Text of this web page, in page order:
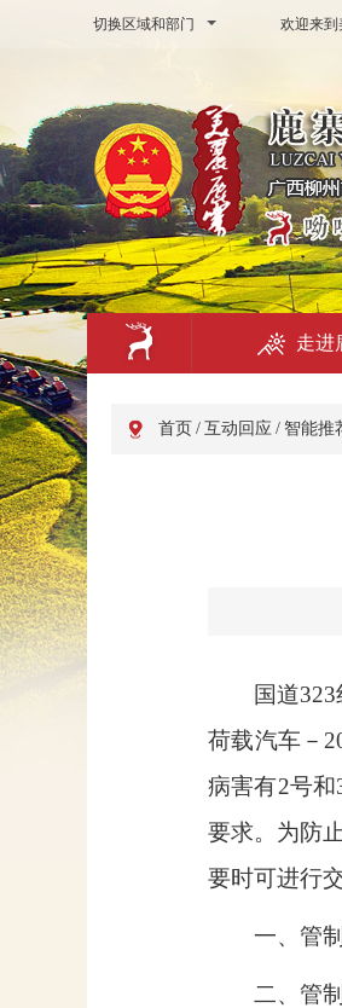
切换区域和部门 欢迎来
走进
首页 / 互动回应 / 智能推
国道323
荷载汽车－
病害有2号和
要求。为防
要时可进行
一、管
二、管